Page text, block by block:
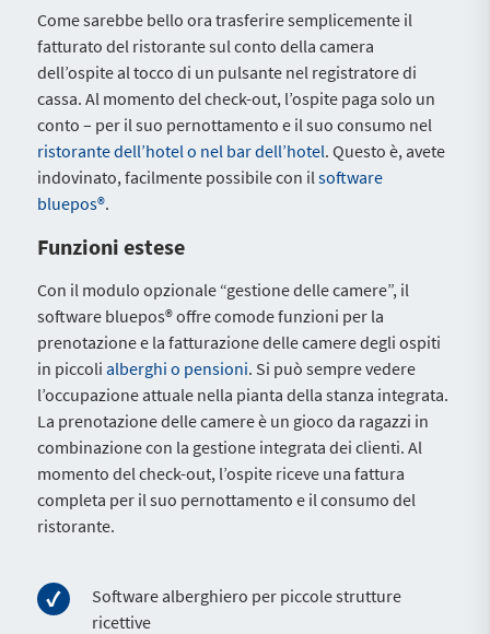
Come sarebbe bello ora trasferire semplicemente il
fatturato del ristorante sul conto della camera
dell’ospite al tocco di un pulsante nel registratore di
cassa. Al momento del check-out, l’ospite paga solo un
conto – per il suo pernottamento e il suo consumo nel
ristorante dell’hotel o nel bar dell’hotel. Questo è, avete
indovinato, facilmente possibile con il software
bluepos®.
Funzioni estese
Con il modulo opzionale “gestione delle camere”, il
software bluepos® offre comode funzioni per la
prenotazione e la fatturazione delle camere degli ospiti
in piccoli alberghi o pensioni. Si può sempre vedere
l’occupazione attuale nella pianta della stanza integrata.
La prenotazione delle camere è un gioco da ragazzi in
combinazione con la gestione integrata dei clienti. Al
momento del check-out, l’ospite riceve una fattura
completa per il suo pernottamento e il consumo del
ristorante.
Software alberghiero per piccole strutture
ricettive